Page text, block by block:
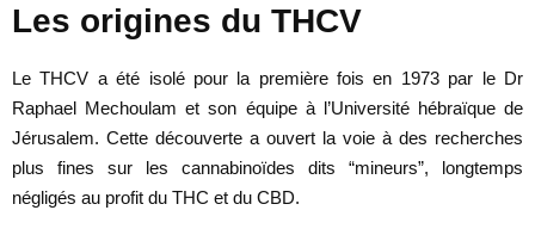
Les origines du THCV
Le THCV a été isolé pour la première fois en 1973 par le Dr
Raphael Mechoulam et son équipe à l’Université hébraïque de
Jérusalem. Cette découverte a ouvert la voie à des recherches
plus fines sur les cannabinoïdes dits “mineurs”, longtemps
négligés au profit du THC et du CBD.